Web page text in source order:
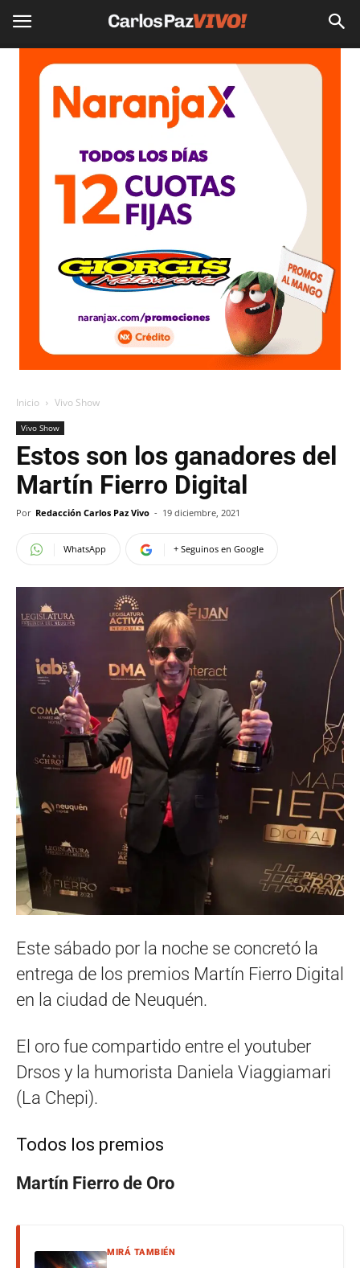
Inicio Vivo Show
Vivo Show
Estos son los ganadores del
Martín Fierro Digital
Por Redacción Carlos Paz Vivo - 19 diciembre, 2021
WhatsApp + Seguinos en Google
Este sábado por la noche se concretó la
entrega de los premios Martín Fierro Digital
en la ciudad de Neuquén.
El oro fue compartido entre el youtuber
Drsos y la humorista Daniela Viaggiamari
(La Chepi).
Todos los premios
Martín Fierro de Oro
MIRÁ TAMBIÉN